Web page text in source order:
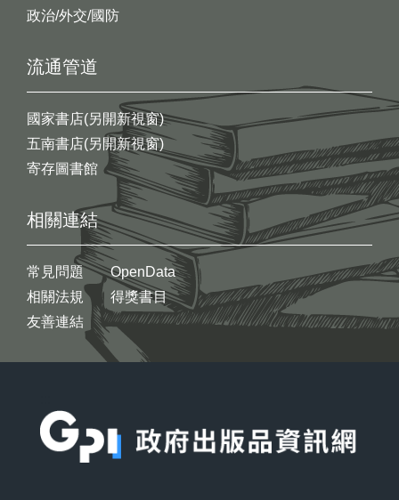
政治/外交/國防
流通管道
國家書店(另開新視窗)
五南書店(另開新視窗)
寄存圖書館
相關連結
常見問題
相關法規
友善連結
OpenData
得獎書目